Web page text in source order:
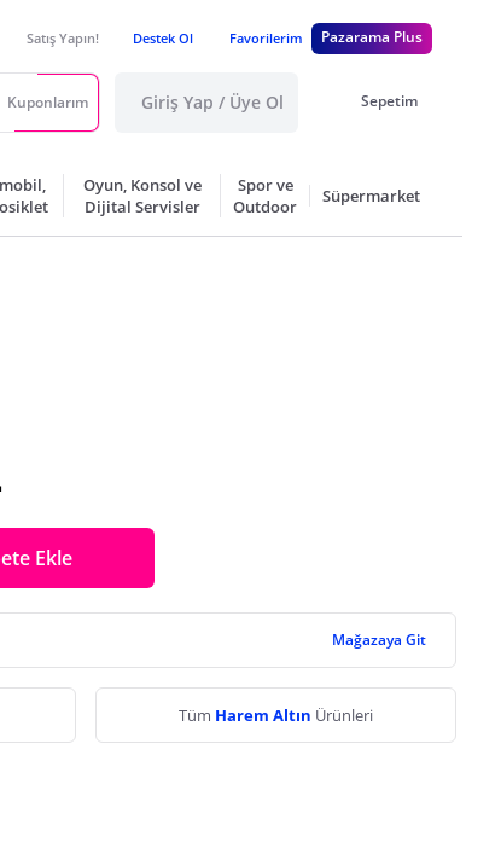
Satış Yapın! Destek Ol Favorilerim Pazarama Plus
Kuponlarım Giriş Yap / Üye Ol Sepetim
Oyun, Konsol ve
Dijital Servisler
Spor ve
Outdoor
Süpermarket
Ekle
Mağazaya Git
Tüm Harem Altın Ürünleri